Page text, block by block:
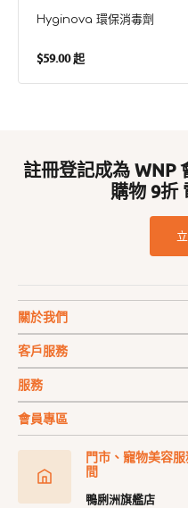
Hyginova 環保消毒劑
定
$59.00 起
註冊登記成為 WNP
購物 9折
關於我們
客戶服務
服務
會員專區
門市、寵物美容
間
鴨脷洲旗艦店